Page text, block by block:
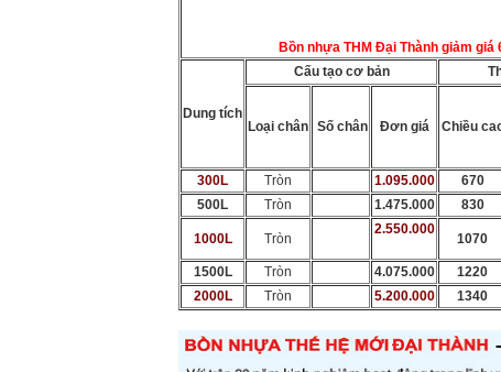
Bồn nhựa THM Đại Thành giảm giá
Dung tích
Cấu tạo cơ bản
Loại chân Số chân Đơn giá Chiều
300L Tròn 1.095.000 670
500L
Tròn 1.475.000 830
1000L Tròn
2.550.000
1070
1500L Tròn 4.075.000 1220
2000L
Tròn 5.200.000 1340